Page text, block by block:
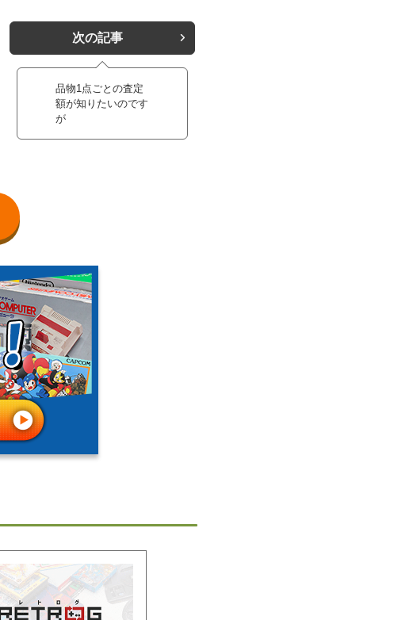
次の記事
品物1点ごとの査定
額が知りたいのです
が